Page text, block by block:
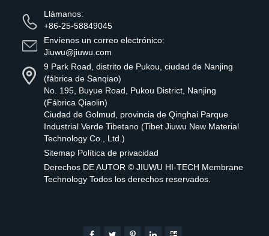
Llámanos:
+86-25-58849045
Envíenos un correo electrónico:
Jiuwu@jiuwu.com
9 Park Road, distrito de Pukou, ciudad de Nanjing
(fábrica de Sanqiao)
No. 195, Buyue Road, Pukou District, Nanjing
(Fábrica Qiaolin)
Ciudad de Golmud, provincia de Qinghai Parque
Industrial Verde Tibetano (Tibet Jiuwu New Material
Technology Co., Ltd.)
Sitemap Política de privacidad
Derechos DE AUTOR © JIUWU HI-TECH Membrane
Technology Todos los derechos reservados.